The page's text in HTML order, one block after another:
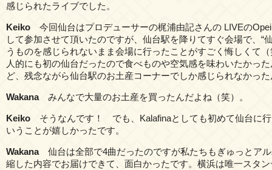
感じられたライブでした。
Keiko 今回仙台はプロデューサーの梶浦由記さんの LIVEの
して参加させて頂いたのですが、仙台駅を降りてすぐ会場で、“
うものを感じられないまま会場に行ったことがすごく悔しくて
人的にも初の仙台だったので食べものや空気感を味わいたかっ
ど、残念ながら仙台駅のお土産コーナーでしか感じられなかっ
Wakanaみんなで大量のお土産を買ったんだよね（笑）。
Keiko そうなんです！ でも、Kalafinaとしても初めて仙台に
いうことが嬉しかったです。
Wakana仙台は全部で4曲だったのですが私たちもぎゅっとア
縮した内容でお届けできて、面白かったです。横浜は唯一スタ